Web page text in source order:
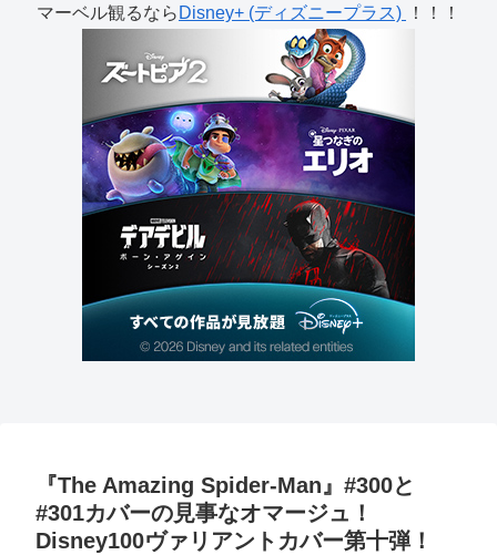
マーベル観るなら Disney+ (ディズニープラス) ！！！
『The Amazing Spider-Man』#300と
#301カバーの見事なオマージュ！
Disney100ヴァリアントカバー第十弾！